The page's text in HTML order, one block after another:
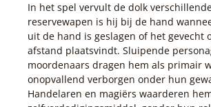
In het spel vervult de dolk
reservewapen is hij bij de hand
uit de hand is geslagen of het gevecht
afstand plaatsvindt. Sluipende
moordenaars dragen hem als primair
onopvallend verborgen onder hun
Handelaren en magiërs waarderen